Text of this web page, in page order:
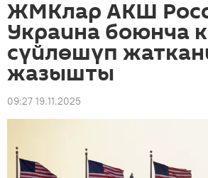
ЖМКлар АКШ
Украина боюнча
сүйлөшүп
жазышты
09:27 19.11.2025